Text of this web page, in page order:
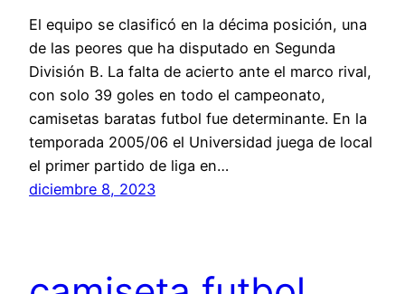
El equipo se clasificó en la décima posición, una
de las peores que ha disputado en Segunda
División B. La falta de acierto ante el marco rival,
con solo 39 goles en todo el campeonato,
camisetas baratas futbol fue determinante. En la
temporada 2005/06 el Universidad juega de local
el primer partido de liga en…
diciembre 8, 2023